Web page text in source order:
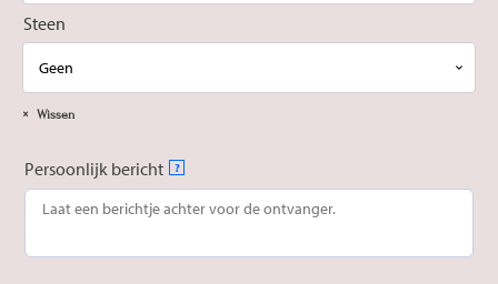
Steen
Wissen
Persoonlijk bericht ?